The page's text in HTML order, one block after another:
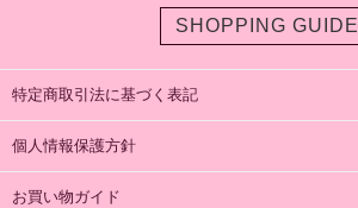
SHOPPING GUIDE
特定商取引法に基づく表記
個人情報保護方針
お買い物ガイド